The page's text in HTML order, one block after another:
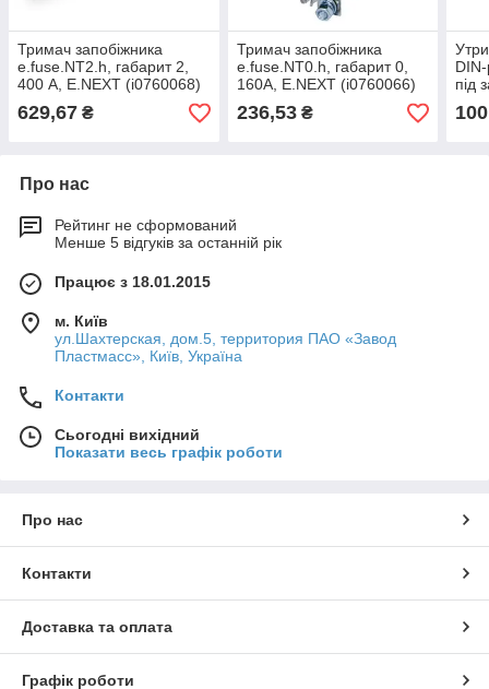
Тримач запобіжника
e.fuse.NT2.h, габарит 2,
400 А, E.NEXT (i0760068)
629,67 ₴
Тримач запобіжника
e.fuse.NT0.h, габарит 0,
160А, E.NEXT (i0760066)
236,53₴
під
Про нас
Рейтинг не сформований
Менше 5 відгуків за останній рік
Працює з 18.01.2015
м. Київ
ул.Шахтерская, дом.5, территория ПАО «Завод
Пластмасс», Київ, Україна
Контакти
Сьогодні вихідний
Показати весь графік роботи
Про нас
Контакти
Доставка та оплата
Графік роботи